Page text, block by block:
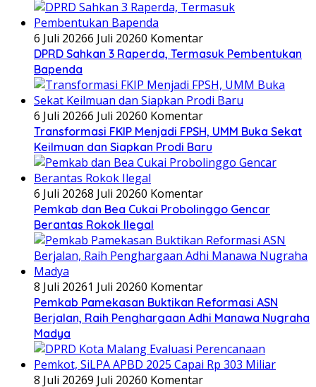
6 Juli 20266 Juli 20260 Komentar
DPRD Sahkan 3 Raperda, Termasuk Pembentukan
Bapenda
6 Juli 20266 Juli 20260 Komentar
Transformasi FKIP Menjadi FPSH, UMM Buka Sekat
Keilmuan dan Siapkan Prodi Baru
6 Juli 20268 Juli 20260 Komentar
Pemkab dan Bea Cukai Probolinggo Gencar
Berantas Rokok Ilegal
8 Juli 20261 Juli 20260 Komentar
Pemkab Pamekasan Buktikan Reformasi ASN
Berjalan, Raih Penghargaan Adhi Manawa Nugraha
Madya
8 Juli 20269 Juli 20260 Komentar